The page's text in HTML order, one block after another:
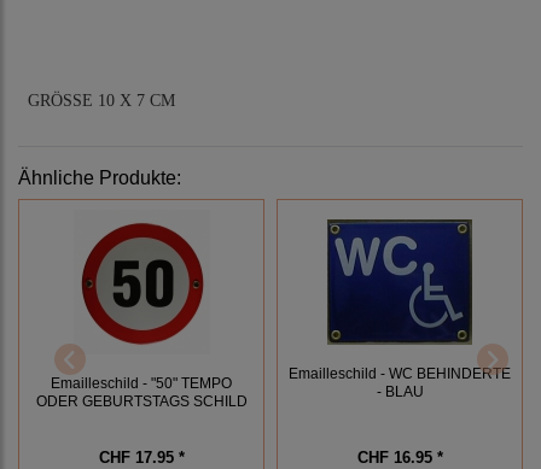
GRÖSSE 10 X 7 CM
Ähnliche Produkte:
Emailleschild - "50" TEMPO
ODER GEBURTSTAGS SCHILD
CHF 17.95 *
Emailleschild - WC BEHINDERTE
- BLAU
CHF 16.95 *